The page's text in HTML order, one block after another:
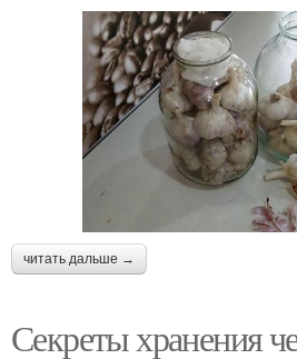
читать дальше →
Секреты хранения